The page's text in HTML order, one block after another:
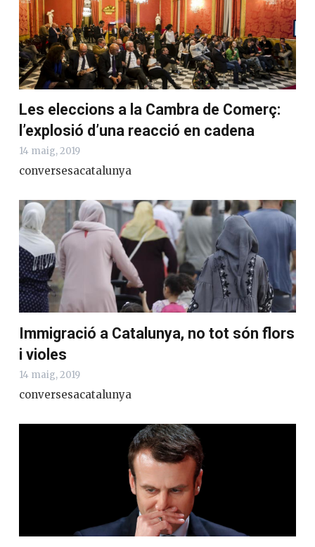
Les eleccions a la Cambra de Comerç:
l’explosió d’una reacció en cadena
14 maig, 2019
conversesacatalunya
Immigració a Catalunya, no tot són flors
i violes
14 maig, 2019
conversesacatalunya